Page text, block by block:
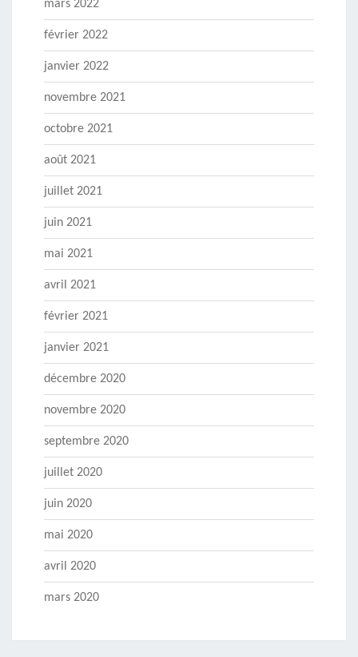
mars 2022
février 2022
janvier 2022
novembre 2021
octobre 2021
août 2021
juillet 2021
juin 2021
mai 2021
avril 2021
février 2021
janvier 2021
décembre 2020
novembre 2020
septembre 2020
juillet 2020
juin 2020
mai 2020
avril 2020
mars 2020